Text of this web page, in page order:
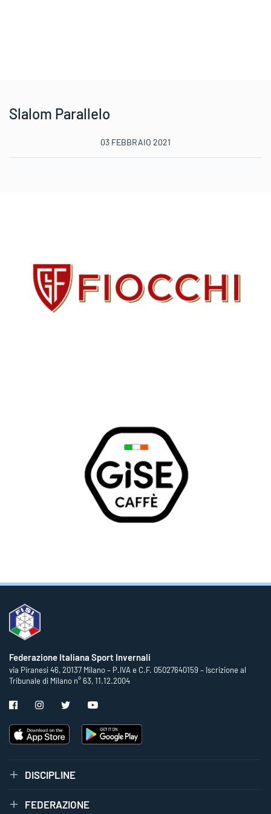
Slalom Parallelo
03 FEBBRAIO 2021
Federazione Italiana Sport Invernali
via Piranesi 46, 20137 Milano – P.IVA e C.F. 05027640159 – Iscrizione al
Tribunale di Milano n° 63, 11.12.2004
DISCIPLINE
FEDERAZIONE